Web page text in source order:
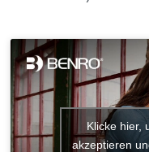
Klicke hier,
akzeptieren